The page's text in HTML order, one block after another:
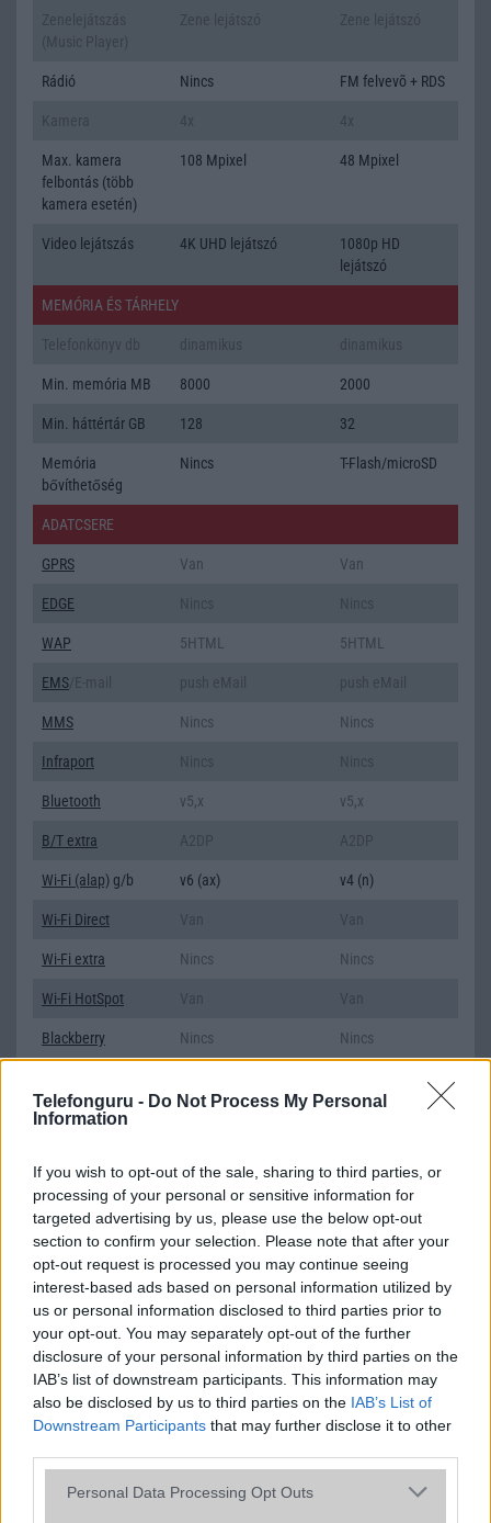
Telefonguru - Do Not Process My Personal
Information
If you wish to opt-out of the sale, sharing to third parties, or
processing of your personal or sensitive information for
targeted advertising by us, please use the below opt-out
section to confirm your selection. Please note that after your
opt-out request is processed you may continue seeing
interest-based ads based on personal information utilized by
us or personal information disclosed to third parties prior to
your opt-out. You may separately opt-out of the further
disclosure of your personal information by third parties on the
IAB’s list of downstream participants. This information may
also be disclosed by us to third parties on the IAB’s List of
Downstream Participants that may further disclose it to other
Please note that this website/app uses one or more Google
Personal Data Processing Opt Outs
Rádió Nincs FM felvevõ + RDS
Max. kamera
felbontás (több
kamera esetén)
108 Mpixel 48 Mpixel
Video lejátszás 4K UHD lejátszó
1080p HD
lejátszó
MEMÓRIA ÉS TÁRHELY
Min. memória MB 8000 2000
Min. háttértár GB 128 32
Memória
bővíthetőség
Nincs T-Flash/microSD
ADATCSERE
GPRS Van Van
EDGE
WAP 5HTML 5HTML
EMS
MMS Nincs Nincs
Infraport
Bluetooth v5,x v5,x
B/T extra
Wi-Fi (alap) g/b v6 (ax) v4 (n)
Wi-Fi Direct Van Van
Wi-Fi extra Nincs Nincs
Wi-Fi HotSpot Van Van
Blackberry Nincs Nincs
TV/USB kapcsolat OtG (On-the-Go USB)
(Orosz), BDS (Kína)
Glonass (Orosz),
BDS (Kína),
Galileo (EU)
Push to Talk Nincs Nincs
AKKUMULÁTOR
Típus Li-Polimer Li-Polimer
Készenléti idő h /
Cserélhetőség
Az akkumulátor nem
vehetõ ki!
Az akkumulátor
nem vehetõ ki!
Gyorstöltés
alkalmas
ALKALMAZÁSOK ÉS ÉRZÉKELŐK